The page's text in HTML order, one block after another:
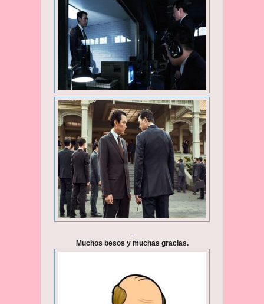
Muchos besos y muchas gracias.